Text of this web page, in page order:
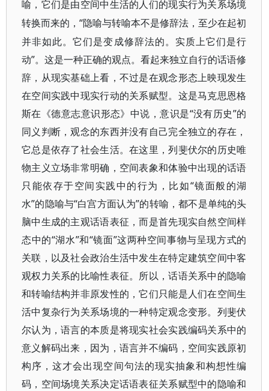
喻，它们是由空间中生活的人们的现实行为关系场境
转换而来的，“隐喻与转喻本不是修辞法，至少在起初
并非如此。它们是变成修辞法的。实质上它们是行
动”。这是一种正确的观点。看起来独立自行的话语修
辞，从现实基础上看，不过是在观念形态上映现发生
在空间实践中现实行动的关系赋型。这是马克思恩格
斯在《德意志意识形态》中说，意识是“没有历史”的
同义判断，观念的东西并没有自己完全独立的存在，
它总是依存了社会生活。在这里，列斐伏尔的历史唯
物主义立场非常明确，空间表象和体验中出现的话语
只能依存于空间实践中的行为，比如“镜面般的湖
水”的隐喻与“白宫方面认为”的转喻，都不是单纯的头
脑中生成的主观话语表征，而是首先现实自然空间样
态中的“湖水”和“镜面”这两种空间事物与呈现方式的
关联，以及社会政治生活中发生在特定建筑空间中客
观权力关系的比喻性表征。所以，话语关系中的隐喻
和转喻结构并非原发性的，它们只能是人们在空间生
活中复杂行为关系场境的一种特定观念变形。列斐伏
尔认为，语言的本质是将现实社会实践编码关系中的
意义解码出来，因为，语言并不编码，空间实践原初
构序，这才会出现空间句法的现实抽象和构想性编
码，空间场境关系决定话语表征关系赋型中的隐喻和